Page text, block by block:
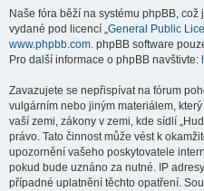
Naše fóra běží na systému phpBB,
vydané pod licencí „General Public
www.phpbb.com. phpBB software
Pro další informace o phpBB navštivte:
Zavazujete se nepřispívat na fórum
vulgárním nebo jiným materiálem,
vaší zemi, zákony v zemi, kde sídlí
právo. Tato činnost může vést k
upozornění vašeho poskytovatele
pokud bude uznáno za nutné. IP
případné uplatnění těchto opatření.